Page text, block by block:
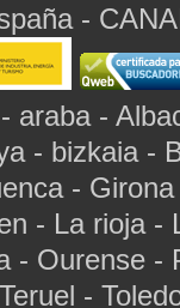
-
araba -
- bizkaia -
-
- La rioja
- Ourense
-